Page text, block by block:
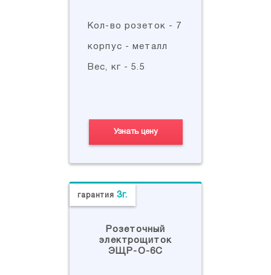
Кол-во розеток - 7
корпус - металл
Вес, кг - 5.5
Узнать цену
гарантия 3г.
Розеточный
электрощиток
ЭЩР-О-6С